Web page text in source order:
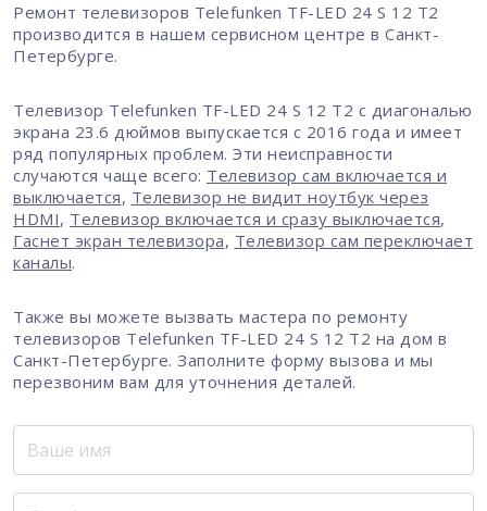
Ремонт телевизоров Telefunken TF-LED 24 S 12 T2
производится в нашем сервисном центре в Санкт-
Петербурге.
Телевизор Telefunken TF-LED 24 S 12 T2 с диагональю
экрана 23.6 дюймов выпускается с 2016 года и имеет
ряд популярных проблем. Эти неисправности
случаются чаще всего: Телевизор сам включается и
выключается, Телевизор не видит ноутбук через
HDMI, Телевизор включается и сразу выключается,
Гаснет экран телевизора, Телевизор сам переключает
каналы.
Также вы можете вызвать мастера по ремонту
телевизоров Telefunken TF-LED 24 S 12 T2 на дом в
Санкт-Петербурге. Заполните форму вызова и мы
перезвоним вам для уточнения деталей.